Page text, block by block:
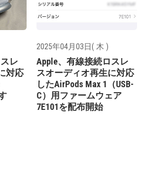
レ
対応
2025年04月03日( 木 )
Apple、有線接続ロスレ
スオーディオ再生に対応
したAirPods Max 1（USB-
C）用ファームウェア
7E101を配布開始